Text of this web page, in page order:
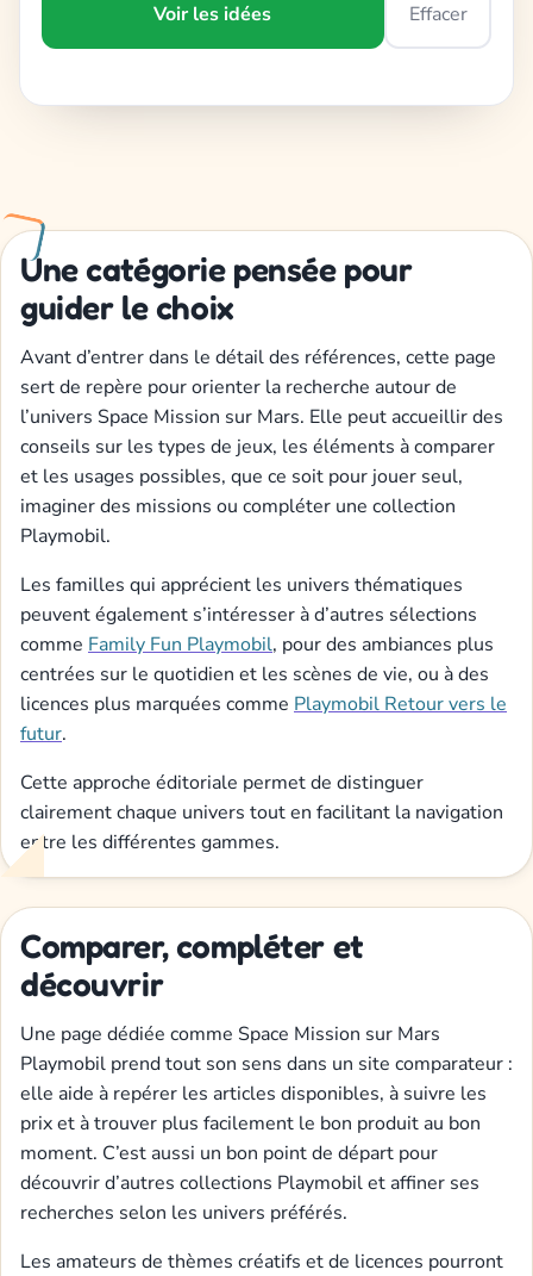
Voir les idées Effacer
Une catégorie pensée pour
guider le choix
Avant d’entrer dans le détail des références, cette page
sert de repère pour orienter la recherche autour de
l’univers Space Mission sur Mars. Elle peut accueillir des
conseils sur les types de jeux, les éléments à comparer
et les usages possibles, que ce soit pour jouer seul,
imaginer des missions ou compléter une collection
Playmobil.
Les familles qui apprécient les univers thématiques
peuvent également s’intéresser à d’autres sélections
comme Family Fun Playmobil, pour des ambiances plus
centrées sur le quotidien et les scènes de vie, ou à des
licences plus marquées comme Playmobil Retour vers le
futur.
Cette approche éditoriale permet de distinguer
clairement chaque univers tout en facilitant la navigation
entre les différentes gammes.
Comparer, compléter et
découvrir
Une page dédiée comme Space Mission sur Mars
Playmobil prend tout son sens dans un site comparateur :
elle aide à repérer les articles disponibles, à suivre les
prix et à trouver plus facilement le bon produit au bon
moment. C’est aussi un bon point de départ pour
découvrir d’autres collections Playmobil et affiner ses
recherches selon les univers préférés.
Les amateurs de thèmes créatifs et de licences pourront